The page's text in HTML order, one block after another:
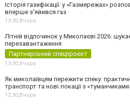
Історія газифікації: у «Газмережах»
вперше з'явився газ
13:30, Вчора
Літній відпочинок у Миколаєві 2026:
перезавантаження
Партнерський спецпроєкт
13:00, Вчора
Як миколаївцям пережити спеку:
транспорт та нові локації з
12:30, Вчора